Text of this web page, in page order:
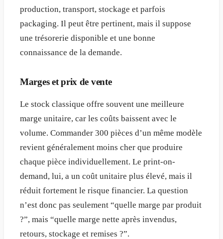
production, transport, stockage et parfois
packaging. Il peut être pertinent, mais il suppose
une trésorerie disponible et une bonne
connaissance de la demande.
Marges et prix de vente
Le stock classique offre souvent une meilleure
marge unitaire, car les coûts baissent avec le
volume. Commander 300 pièces d’un même modèle
revient généralement moins cher que produire
chaque pièce individuellement. Le print-on-
demand, lui, a un coût unitaire plus élevé, mais il
réduit fortement le risque financier. La question
n’est donc pas seulement “quelle marge par produit
?”, mais “quelle marge nette après invendus,
retours, stockage et remises ?”.